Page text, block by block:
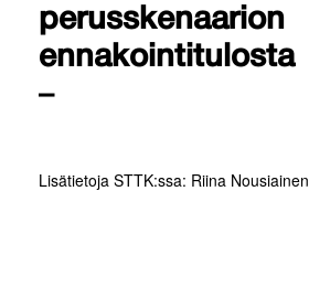
perusskenaarion
ennakointitulosta
–
Lisätietoja STTK:ssa: Riina Nousiainen